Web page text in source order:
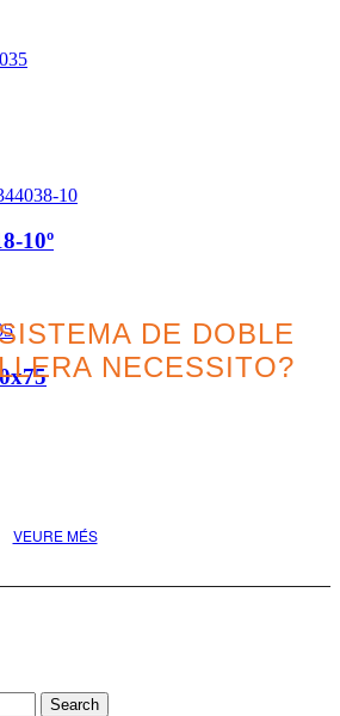
10º
DE DOBLE
NECESSITO?
la millor opció
VEURE MÉS
Search